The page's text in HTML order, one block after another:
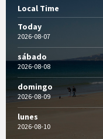
Local Time
Today
2026-08-07
sábado
2026-08-08
domingo
2026-08-09
lunes
2026-08-10